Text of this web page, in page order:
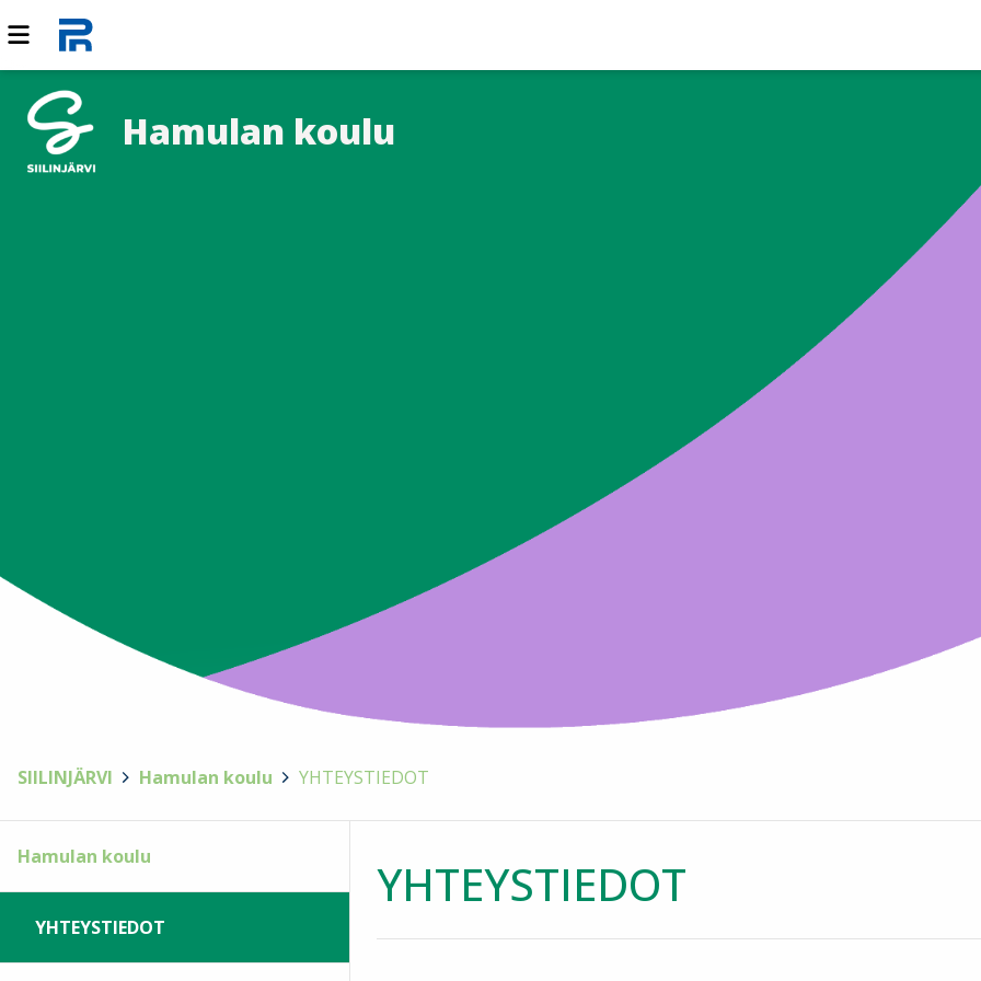
Hamulan koulu
SIILINJÄRVI Hamulan koulu YHTEYSTIEDOT
YHTEYSTIEDOT
Hamulan koulu
YHTEYSTIEDOT